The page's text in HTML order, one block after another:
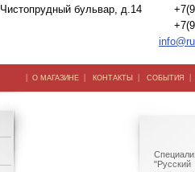
Чистопрудный бульвар, д.14
| О МАГАЗИНЕ | КОНТАКТЫ | СОБЫТИЯ
"Русский